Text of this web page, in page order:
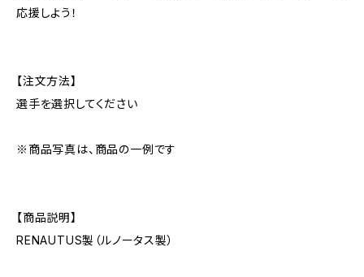
応援しよう！
【注文方法】
選手を選択してください
※商品写真は、商品の一例です
【商品説明】
RENAUTUS製（ルノータス製）